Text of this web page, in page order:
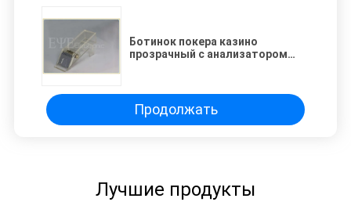
Ботинок покера казино
прозрачный с анализатором
Продолжать
Лучшие продукты